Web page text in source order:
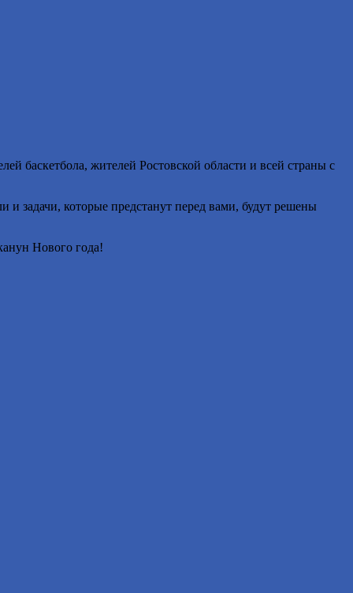
баскетбола, жителей Ростовской области и всей страны с
задачи, которые предстанут перед вами, будут решены
Нового года!